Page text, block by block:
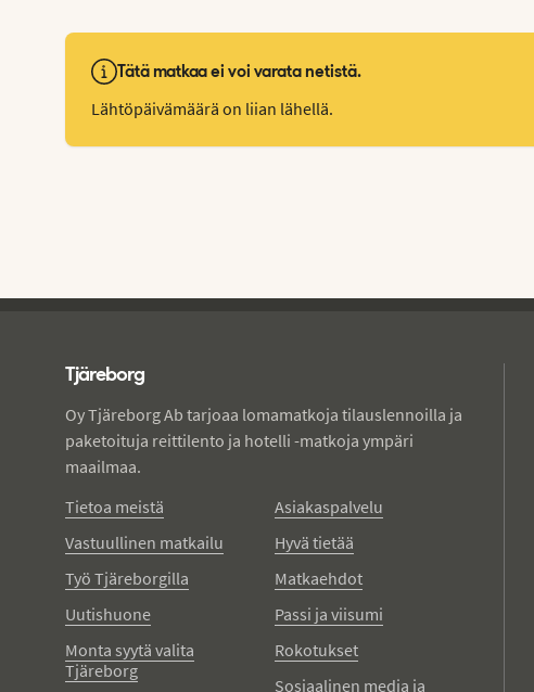
Tätä matkaa ei voi varata netistä.
Lähtöpäivämäärä on liian lähellä.
Tjäreborg
Oy Tjäreborg Ab tarjoaa lomamatkoja tilauslennoilla ja
paketoituja reittilento ja hotelli -matkoja ympäri
maailmaa.
Tietoa meistä
Vastuullinen matkailu
Työ Tjäreborgilla
Uutishuone
Monta syytä valita
Tjäreborg
Asiakaspalvelu
Hyvä tietää
Matkaehdot
Passi ja viisumi
Rokotukset
Sosiaalinen media ja